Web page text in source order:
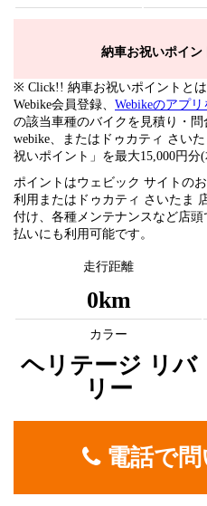
納車お祝いポイン
※ Click!! 納車お祝いポイントと
Webike会員登録、 Webikeのアプ
の該当車種のバイクを見積り・
webike、またはドゥカティ さい
祝いポイント」を最大15,000円分
ポイントはウェビック サイトの
利用またはドゥカティ さいたま
付け、各種メンテナンスなど店
払いにも利用可能です。
走行距離
0km
カラー
ヘリテージ リバ
リー
電話で問